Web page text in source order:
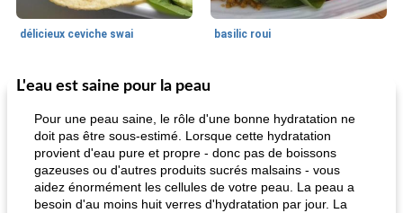
délicieux ceviche swai basilic roui
65min
Déjeuner / Snacks
L'eau est saine pour la peau
Pour une peau saine, le rôle d'une bonne hydratation ne
doit pas être sous-estimé. Lorsque cette hydratation
provient d'eau pure et propre - donc pas de boissons
gazeuses ou d'autres produits sucrés malsains - vous
aidez énormément les cellules de votre peau. La peau a
besoin d'au moins huit verres d'hydratation par jour. La